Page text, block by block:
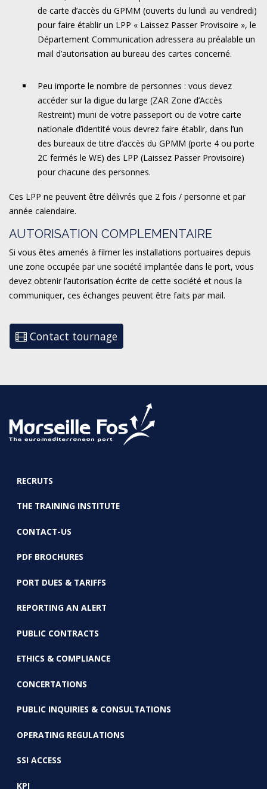
de carte d’accès du GPMM (ouverts du lundi au vendredi)
pour faire établir un LPP « Laissez Passer Provisoire », le
Département Communication adressera au préalable un
mail d’autorisation au bureau des cartes concerné.
Peu importe le nombre de personnes : vous devez
accéder sur la digue du large (ZAR Zone d’Accès
Restreint) muni de votre passeport ou de votre carte
nationale d’identité vous devrez faire établir, dans l’un
des bureaux de titre d’accès du GPMM (porte 4 ou porte
2C fermés le WE) des LPP (Laissez Passer Provisoire)
pour chacune des personnes.
Ces LPP ne peuvent être délivrés que 2 fois / personne et par
année calendaire.
AUTORISATION COMPLEMENTAIRE
Si vous êtes amenés à filmer les installations portuaires depuis
une zone occupée par une société implantée dans le port, vous
devez obtenir l’autorisation écrite de cette société et nous la
communiquer, ces échanges peuvent être faits par mail.
Contact tournage
FOOTER
RECRUTS
THE TRAINING INSTITUTE
CONTACT-US
PDF BROCHURES
PORT DUES & TARIFFS
REPORTING AN ALERT
PUBLIC CONTRACTS
ETHICS & COMPLIANCE
CONCERTATIONS
PUBLIC INQUIRIES & CONSULTATIONS
OPERATING REGULATIONS
SSI ACCESS
KPI